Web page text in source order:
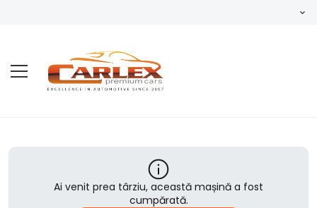
Ai venit prea târziu, această mașină a fost
cumpărată.